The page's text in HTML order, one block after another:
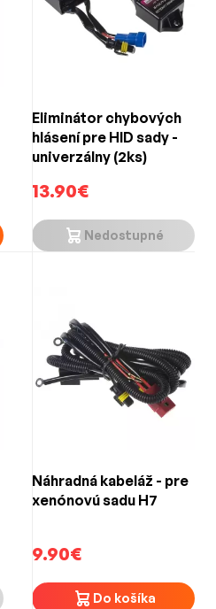
Eliminátor chybových
hlásení pre HID sady -
univerzálny (2ks)
13.90€
Nedostupné
Náhradná kabeláž - pre
xenónovú sadu H7
9.90€
Do košíka